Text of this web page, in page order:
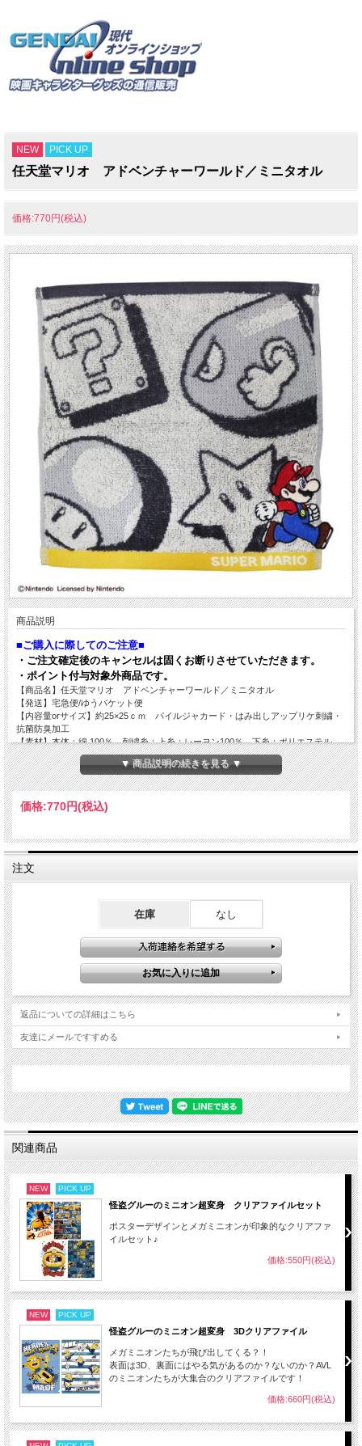
NEW PICK UP
任天堂マリオ アドベンチャーワールド／ミニタオル
価格:770円(税込)
商品説明
■ご購入に際してのご注意■
・ご注文確定後のキャンセルは固くお断りさせていただきます。
・ポイント付与対象外商品です。
【商品名】任天堂マリオ アドベンチャーワールド／ミニタオル
【発送】宅急便/ゆうパケット便
【内容量orサイズ】約25×25ｃｍ パイルジャカード・はみ出しアップリケ刺繍・
抗菌防臭加工
【素材】本体：綿 100％ 刺繍糸：上糸：レーヨン100％ 下糸：ポリエステル
100％ アップリケ部分：ポリエステル100％
【JANコード】4992272716566▼ 商品説明の続きを見る ▼
価格:770円(税込)
注文
在庫 なし
返品についての詳細はこちら
友達にメールですすめる
関連商品
NEW PICK UP
怪盗グルーのミニオン超変身 クリアファイルセット
ポスターデザインとメガミニオンが印象的なクリアファ
イルセット♪
価格:550円(税込)
NEW PICK UP
怪盗グルーのミニオン超変身 3Dクリアファイル
メガミニオンたちが飛び出してくる？！
表面は3D、裏面にはやる気があるのか？ないのか？AVL
のミニオンたちが大集合のクリアファイルです！
価格:660円(税込)